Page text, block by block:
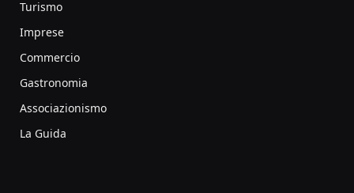
Turismo
Imprese
Commercio
Gastronomia
Associazionismo
La Guida